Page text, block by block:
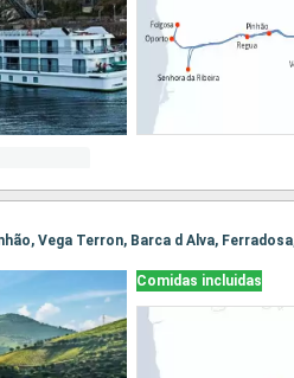
Vega Terron, Barca d Alva,
Comidas incluidas